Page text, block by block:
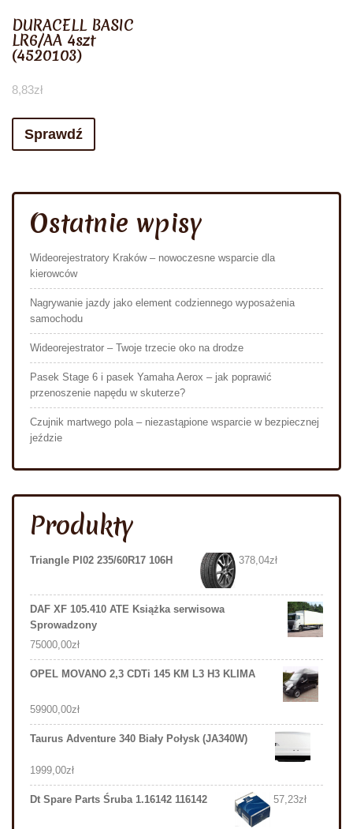
DURACELL BASIC
LR6/AA 4szt
(4520103)
8,83zł
Sprawdź
Ostatnie wpisy
Wideorejestratory Kraków – nowoczesne wsparcie dla
kierowców
Nagrywanie jazdy jako element codziennego wyposażenia
samochodu
Wideorejestrator – Twoje trzecie oko na drodze
Pasek Stage 6 i pasek Yamaha Aerox – jak poprawić
przenoszenie napędu w skuterze?
Czujnik martwego pola – niezastąpione wsparcie w bezpiecznej
jeździe
Produkty
Triangle Pl02 235/60R17 106H 378,04zł
DAF XF 105.410 ATE Książka serwisowa
Sprowadzony
75000,00zł
OPEL MOVANO 2,3 CDTi 145 KM L3 H3 KLIMA
59900,00zł
Taurus Adventure 340 Biały Połysk (JA340W)
1999,00zł
Dt Spare Parts Śruba 1.16142 116142 57,23zł